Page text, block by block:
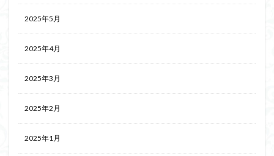
2025年5月
2025年4月
2025年3月
2025年2月
2025年1月